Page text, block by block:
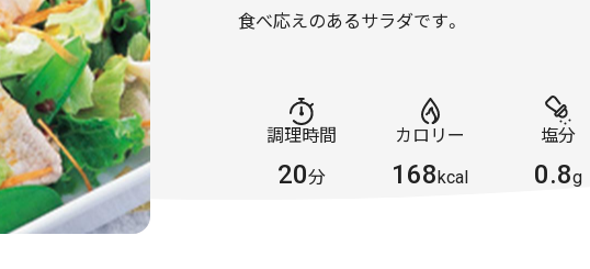
食べ応えのあるサラダです。
調理時間
20分
カロリー
168kcal
塩分
0.8g